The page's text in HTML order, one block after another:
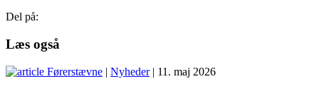
Del på:
Læs også
Førerstævne | Nyheder| 11. maj 2026